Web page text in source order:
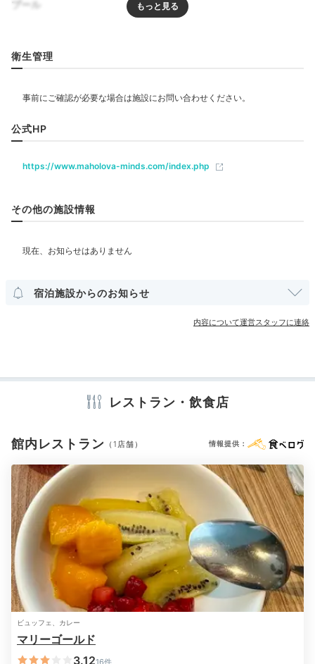
プール
リラクゼーション
ジム・フィットネス
レストラン カフェ
ベビー＆子供関連
和室 和洋室 洋室 スイート
テレビ 冷蔵庫 エアコン 洗浄機付トイレ 浴衣
歯ブラシ カミソリ 洗顔 シャンプー リンス ボディソープ
シャワーキャップ
ドライヤー 電気ポット
加湿器
※設備・アメニティは、確認が取れている情報を表示しています。
衛生管理
公式HP
https://www.maholova-minds.com/index.php
その他の施設情報
宿泊施設からのお知らせ
内容について運営スタッフに連絡
レストラン・飲食店
館内レストラン （1店舗） 情報提供：
ビュッフェ、カレー
マリーゴールド
3.12